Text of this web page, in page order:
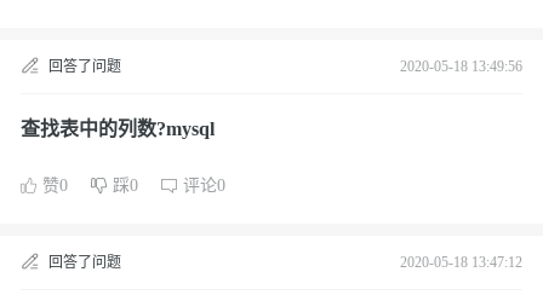
回答了问题 2020-05-18 13:49:56
查找表中的列数?mysql
赞0 踩0 评论0
回答了问题 2020-05-18 13:47:12